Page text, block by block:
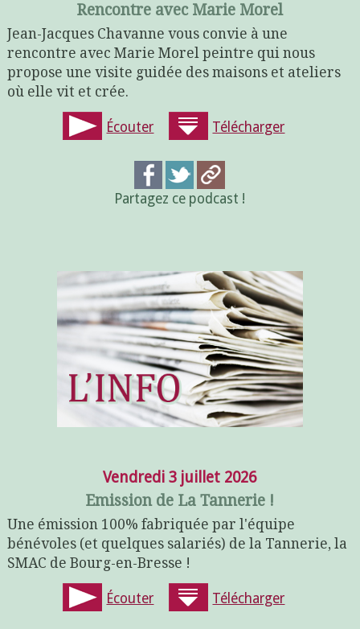
Rencontre avec Marie Morel
Jean-Jacques Chavanne vous convie à une
rencontre avec Marie Morel peintre qui nous
propose une visite guidée des maisons et ateliers
où elle vit et crée.
Écouter Télécharger
Partagez ce podcast !
Vendredi 3 juillet 2026
Emission de La Tannerie !
Une émission 100% fabriquée par l'équipe
bénévoles (et quelques salariés) de la Tannerie, la
SMAC de Bourg-en-Bresse !
Écouter Télécharger